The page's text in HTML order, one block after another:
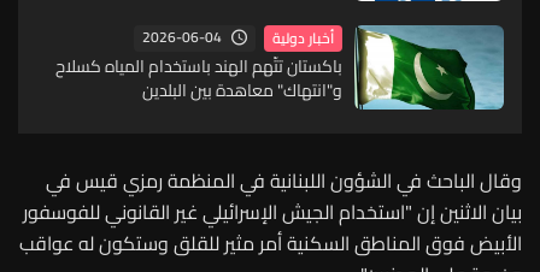
أخبار دولية 2026-06-04
باكستان تتّهم الهند باستخدام المياه كسلاح
و"انتهاك" معاهدة بين البلدين
وقال الباحث في الشؤون اللبنانية في المنظمة رمزي قيس في
بيان الاثنين إن "استخدام الجيش الإسرائيلي غير القانوني للفوسفور
الأبيض فوق المناطق السكنية أمر مثير للقلق وستكون له عواقب